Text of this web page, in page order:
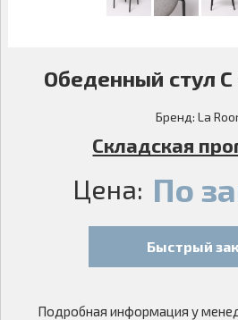
Обеденный стул
Бренд: La
Складская
Цена: По
Быстрый
Подробная информация у